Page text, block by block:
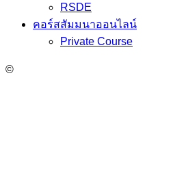
RSDE
คอร์สสัมมนาออนไลน์
Private Course
©